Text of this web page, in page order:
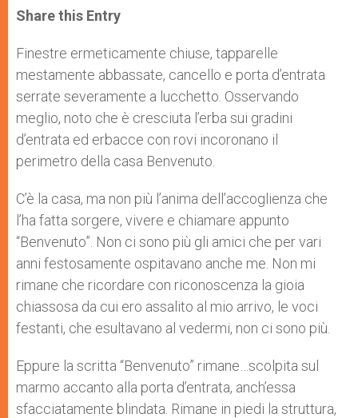
t
s
p
p
s
e
g
e
r
e
b
o
k
r
Share this Entry
Finestre ermeticamente chiuse, tapparelle
mestamente abbassate, cancello e porta d’entrata
serrate severamente a lucchetto. Osservando
meglio, noto che è cresciuta l’erba sui gradini
d’entrata ed erbacce con rovi incoronano il
perimetro della casa Benvenuto.
C’è la casa, ma non più l’anima dell’accoglienza che
l’ha fatta sorgere, vivere e chiamare appunto
“Benvenuto”. Non ci sono più gli amici che per vari
anni festosamente ospitavano anche me. Non mi
rimane che ricordare con riconoscenza la gioia
chiassosa da cui ero assalito al mio arrivo, le voci
festanti, che esultavano al vedermi, non ci sono più.
Eppure la scritta “Benvenuto” rimane…scolpita sul
marmo accanto alla porta d’entrata, anch’essa
sfacciatamente blindata. Rimane in piedi la struttura,